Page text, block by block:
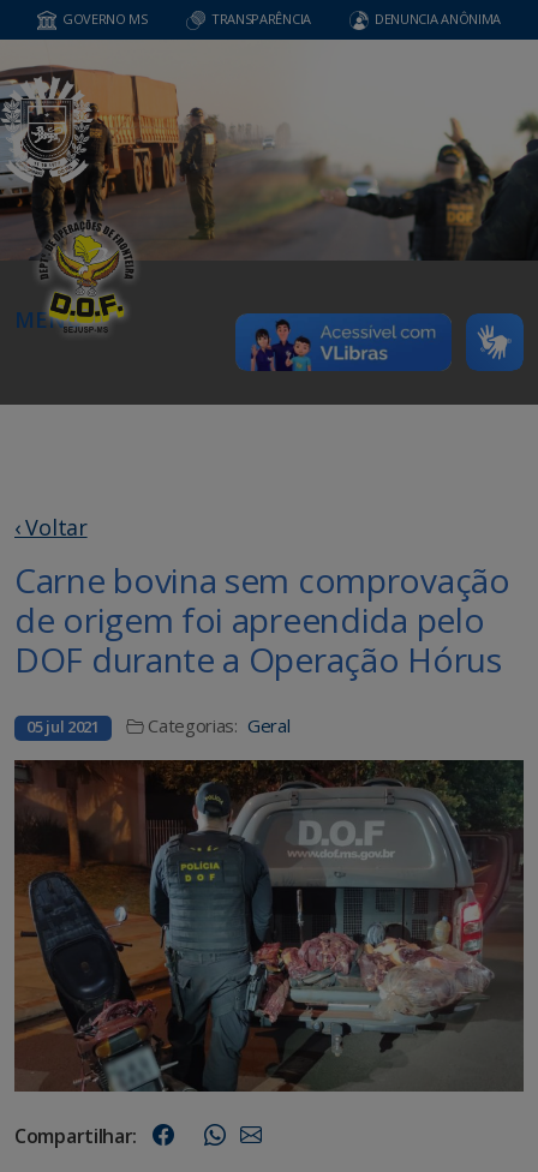
GOVERNO MS TRANSPARÊNCIA DENUNCIA ANÔNIMA
MENU
‹ Voltar
Carne bovina sem comprovação
de origem foi apreendida pelo
DOF durante a Operação Hórus
05 jul 2021 Categorias: Geral
Compartilhar: